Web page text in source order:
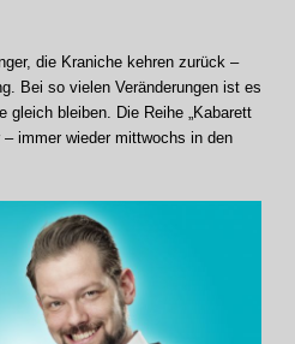
die Kraniche kehren zurück –
Bei so vielen Veränderungen ist es
gleich bleiben. Die Reihe „Kabarett
immer wieder mittwochs in den